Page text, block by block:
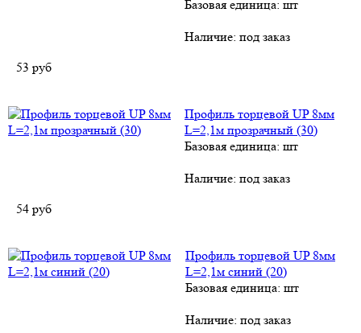
Базовая единица: шт
Наличие: под заказ
53 руб
Профиль торцевой UP 8мм
L=2,1м прозрачный (30)
Базовая единица: шт
Наличие: под заказ
54 руб
Профиль торцевой UP 8мм
L=2,1м синий (20)
Базовая единица: шт
Наличие: под заказ